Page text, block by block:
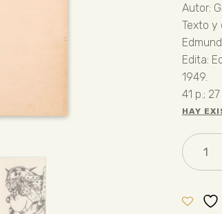
Autor:
Texto y
Edita:
1949.
41 p.;
HAY